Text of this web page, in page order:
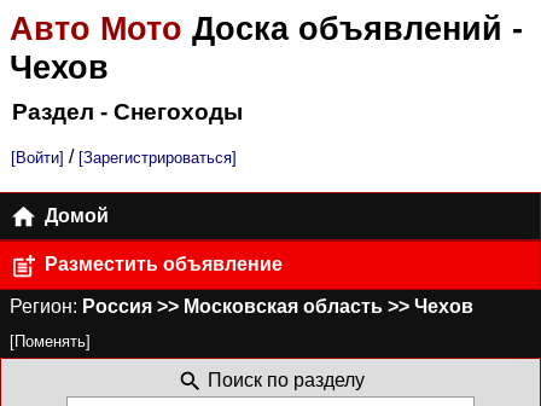
Авто Мото Доска объявлений -
Чехов
Раздел - Снегоходы
[Войти] / [Зарегистрироваться]
Домой
Разместить объявление
Регион: Россия >> Московская область >> Чехов
[Поменять]
Поиск по разделу